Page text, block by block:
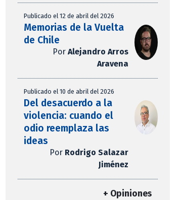
Publicado el 12 de abril del 2026
Memorias de la Vuelta
de Chile
Por Alejandro Arros
Aravena
Publicado el 10 de abril del 2026
Del desacuerdo a la
violencia: cuando el
odio reemplaza las
ideas
Por Rodrigo Salazar
Jiménez
+ Opiniones